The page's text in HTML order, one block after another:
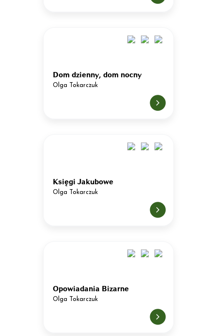
Dom dzienny, dom nocny
Olga Tokarczuk
Księgi Jakubowe
Olga Tokarczuk
Opowiadania Bizarne
Olga Tokarczuk